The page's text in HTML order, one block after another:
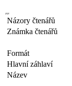
Názory čtenářů
Známka čtenářů
Formát
Hlavní záhlaví
Název